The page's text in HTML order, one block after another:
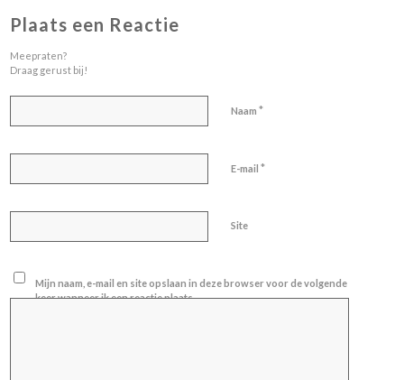
Plaats een Reactie
Meepraten?
Draag gerust bij!
Naam*
E-mail*
Site
Mijn naam, e-mail en site opslaan in deze browser voor de volgende
keer wanneer ik een reactie plaats.